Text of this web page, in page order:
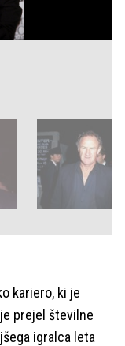
kariero, ki je
prejel številne
igralca leta